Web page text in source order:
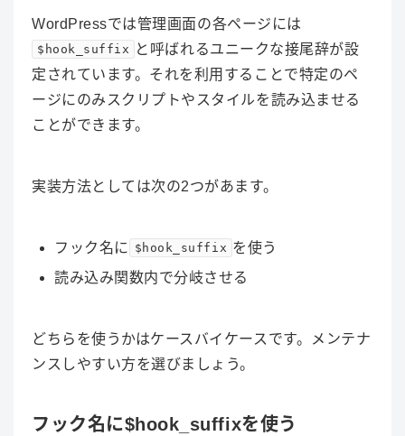
WordPressでは管理画面の各ページには
$hook_suffix
と呼ばれるユニークな接尾辞が設
定されています。 それを利用することで特定のペ
ージにのみスクリプトやスタイルを読み込ませる
ことができます。
実装方法としては次の2つがあます。
フック名に $hook_suffix を使う
読み込み関数内で分岐させる
どちらを使うかはケースバイケースです。メンテナ
ンスしやすい方を選びましょう。
フック名に$hook_suffixを使う